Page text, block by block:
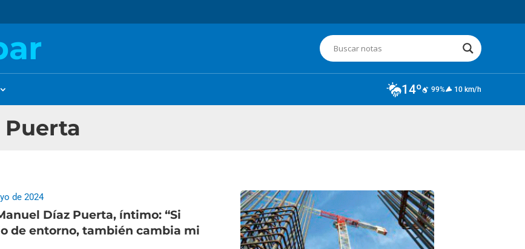
14º 99% 10 km/h
Puerta
Díaz Puerta, íntimo: “Si
de entorno, también cambia mi
de 2024